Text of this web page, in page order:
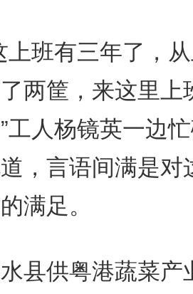
班有三年了，从
两筐，来这里上
工人杨镜英一边
，言语间满是对
满足。
供粤港蔬菜产